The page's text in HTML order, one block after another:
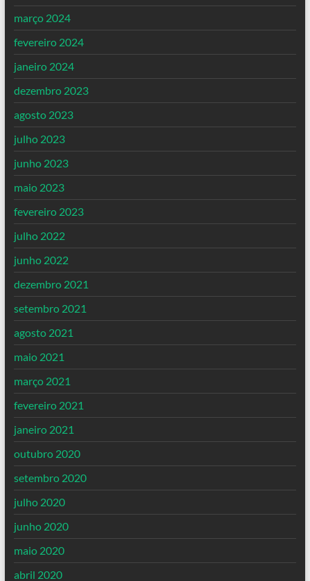
março 2024
fevereiro 2024
janeiro 2024
dezembro 2023
agosto 2023
julho 2023
junho 2023
maio 2023
fevereiro 2023
julho 2022
junho 2022
dezembro 2021
setembro 2021
agosto 2021
maio 2021
março 2021
fevereiro 2021
janeiro 2021
outubro 2020
setembro 2020
julho 2020
junho 2020
maio 2020
abril 2020